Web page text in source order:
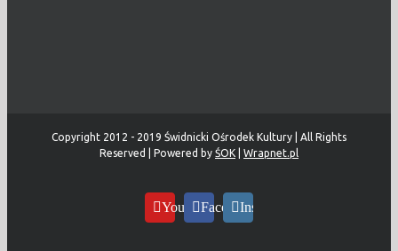
Copyright 2012 - 2019 Świdnicki Ośrodek Kultury | All Rights
Reserved | Powered by ŚOK Wrapnet.pl
YouTubeFacebookInstagram